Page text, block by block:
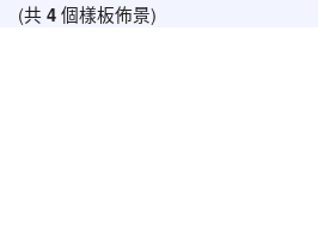
(共 4個樣板佈景)